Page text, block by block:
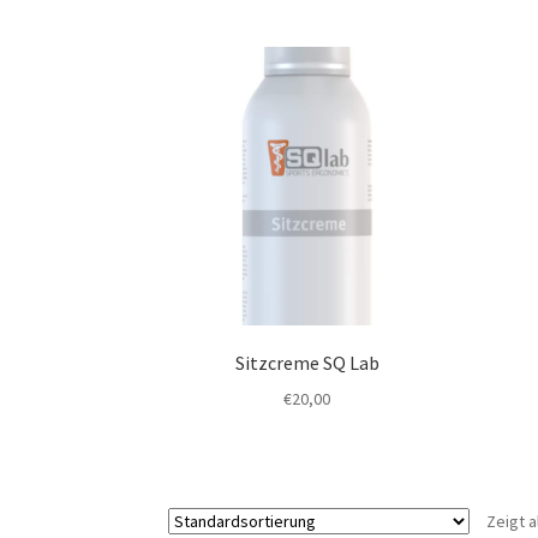
Sitzcreme SQ Lab
€20,00
Zeigt